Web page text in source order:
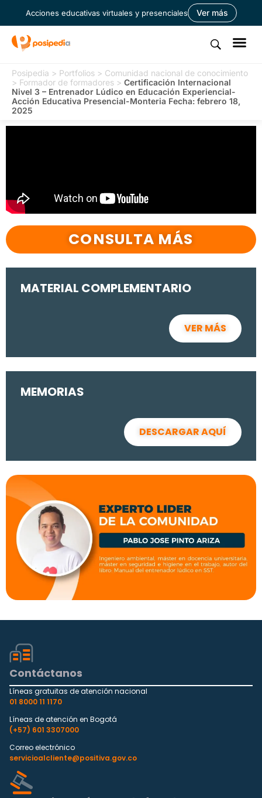
Acciones educativas virtuales y presenciales Ver más
Posipedia > Portfolios > Comunidad nacional de conocimiento
> Formador de formadores > Certificación Internacional
Nivel 3 – Entrenador Lúdico en Educación Experiencial-
Acción Educativa Presencial-Monteria Fecha: febrero 18,
2025
CONSULTA MÁS
MATERIAL COMPLEMENTARIO
VER MÁS
MEMORIAS
DESCARGAR AQUÍ
Contáctanos
Líneas gratuitas de atención nacional
01 8000 11 1170
Líneas de atención en Bogotá
(+57) 601 3307000
Correo electrónico
servicioalcliente@positiva.gov.co